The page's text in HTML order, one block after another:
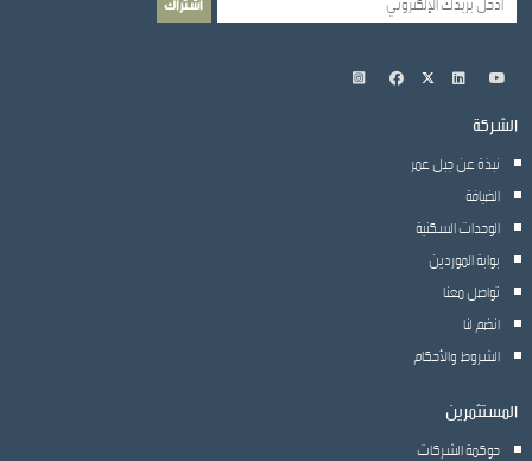
الشركة
نبذة عن جبل عمر
الضيافة
الوحدات السكنية
بوابة الموردين
تواصل معنا
انضم لنا
الشروط والأحكام
المستثمرين
حوكمة الشركات